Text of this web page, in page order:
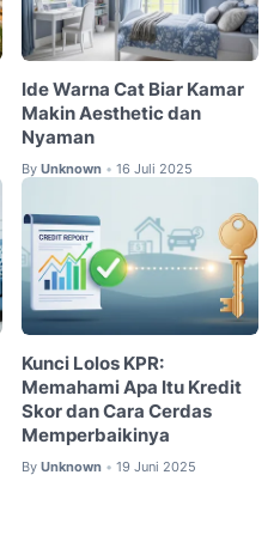
Ide Warna Cat Biar Kamar
Makin Aesthetic dan
Nyaman
By Unknown • 16 Juli 2025
Kunci Lolos KPR:
Memahami Apa Itu Kredit
Skor dan Cara Cerdas
Memperbaikinya
By Unknown • 19 Juni 2025